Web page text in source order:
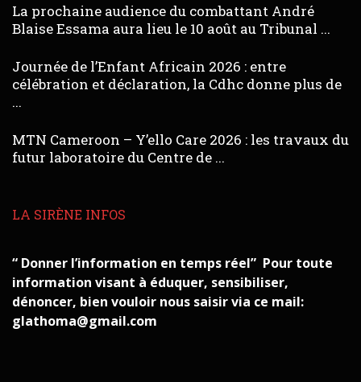
La prochaine audience du combattant André
Blaise Essama aura lieu le 10 août au Tribunal ...
Journée de l’Enfant Africain 2026 : entre
célébration et déclaration, la Cdhc donne plus de
...
MTN Cameroon – Y’ello Care 2026 : les travaux du
futur laboratoire du Centre de ...
LA SIRÈNE INFOS
“ Donner l’information en temps réel” Pour toute
information visant à éduquer, sensibiliser,
dénoncer, bien vouloir nous saisir via ce mail:
glathoma@gmail.com